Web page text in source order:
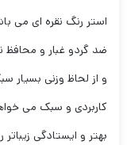
استر رنگ نقره ای
ضد گردو غبار و
و از لحاظ وزنی
کاربردی و سبک می
بهتر و ایستادگی